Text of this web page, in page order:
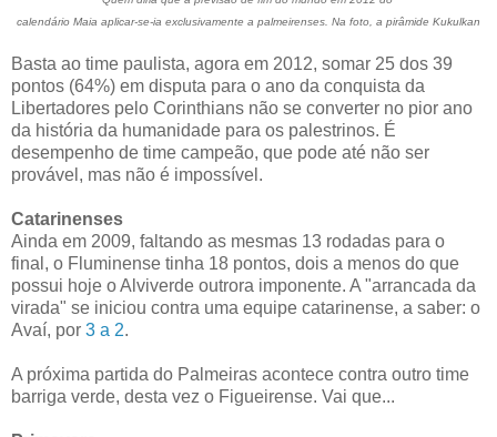
calendário Maia aplicar-se-ia exclusivamente a palmeirenses. Na foto, a pirâmide Kukulkan
Basta ao time paulista, agora em 2012, somar 25 dos 39
pontos (64%) em disputa para o ano da conquista da
Libertadores pelo Corinthians não se converter no pior ano
da história da humanidade para os palestrinos. É
desempenho de time campeão, que pode até não ser
provável, mas não é impossível.
Catarinenses
Ainda em 2009, faltando as mesmas 13 rodadas para o
final, o Fluminense tinha 18 pontos, dois a menos do que
possui hoje o Alviverde outrora imponente. A "arrancada da
virada" se iniciou contra uma equipe catarinense, a saber: o
Avaí, por 3 a 2.
A próxima partida do Palmeiras acontece contra outro time
barriga verde, desta vez o Figueirense. Vai que...